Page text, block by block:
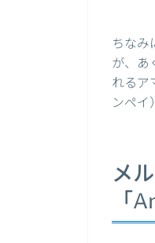
ちなみ
が、あ
れるア
ンペイ
メ
「